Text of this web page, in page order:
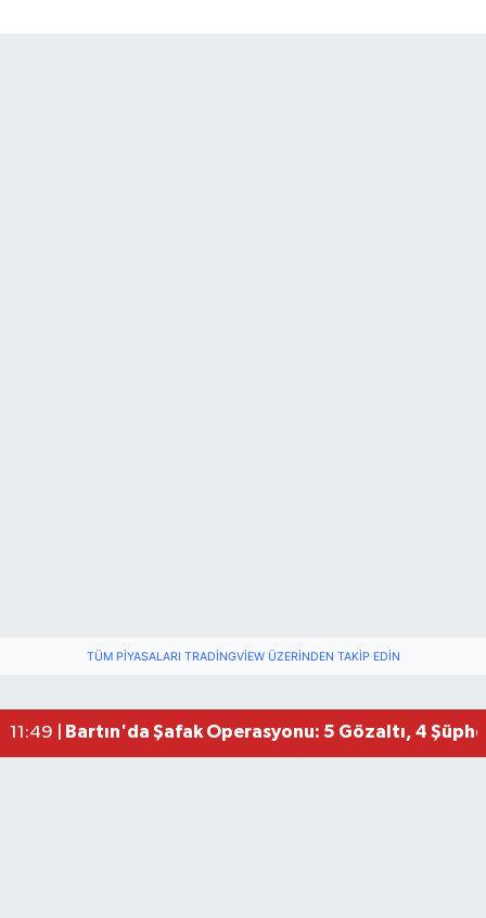
TÜM PIYASALARI TRADINGVIEW ÜZERINDEN TAKIP EDIN
11:49 | Bartın'da Şafak Operasyonu: 5 Gözaltı, 4